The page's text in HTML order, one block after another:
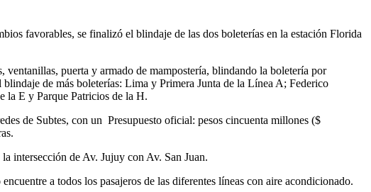
favorables, se finalizó el blindaje de las dos boleterías en la estación Florida
puerta y armado de mampostería, blindando la boletería por
de más boleterías: Lima y Primera Junta de la Línea A; Federico
la E y Parque Patricios de la H.
de Subtes, con un Presupuesto oficial: pesos cincuenta millones ($
intersección de Av. Jujuy con Av. San Juan.
a todos los pasajeros de las diferentes líneas con aire acondicionado.